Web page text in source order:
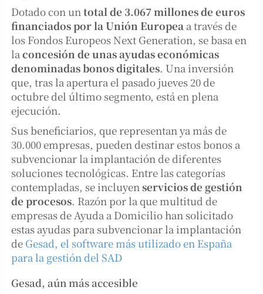
Dotado con untotal de 3.067 millones de euros
financiados por la Unión Europea a través de
los Fondos Europeos Next Generation, se basa en
laconcesión de unas ayudas económicas
denominadas bonos digitales. Una inversión
que, tras la apertura el pasado jueves 20 de
octubre del último segmento, está en plena
ejecución.
Sus beneficiarios, que representan ya más de
30.000 empresas, pueden destinar estos bonos a
subvencionar la implantación de diferentes
soluciones tecnológicas. Entre las categorías
contempladas, se incluyenservicios de gestión
de procesos. Razón por la que multitud de
empresas de Ayuda a Domicilio han solicitado
estas ayudas para subvencionar la implantación
de Gesad, el software más utilizado en España
para la gestión del SAD
Gesad, aún más accesible